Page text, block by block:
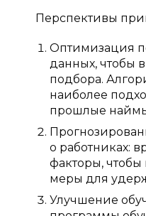
Перспективы
Оптимизация
данных, чтобы
подбора.
наиболее
прошлые
о работниках:
факторы, чтобы
меры для
Улучшение